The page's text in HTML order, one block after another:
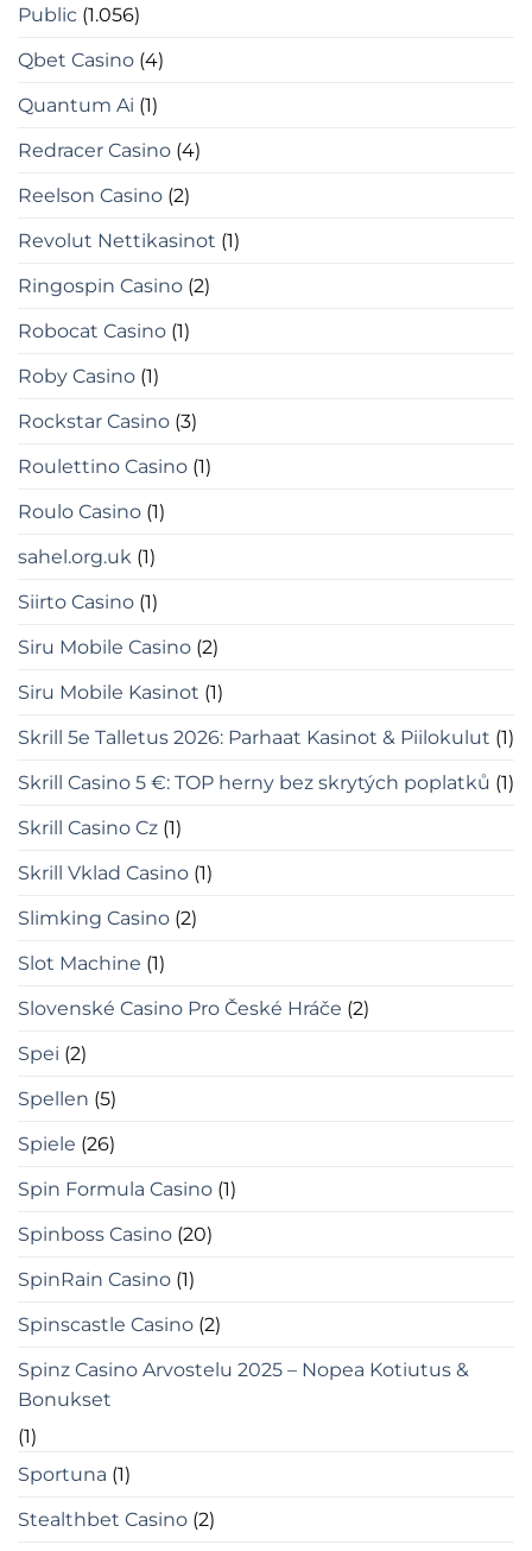
Public (1.056)
Qbet Casino (4)
Quantum Ai (1)
Redracer Casino (4)
Reelson Casino (2)
Revolut Nettikasinot (1)
Ringospin Casino (2)
Robocat Casino (1)
Roby Casino (1)
Rockstar Casino (3)
Roulettino Casino (1)
Roulo Casino (1)
sahel.org.uk (1)
Siirto Casino (1)
Siru Mobile Casino (2)
Siru Mobile Kasinot (1)
Skrill 5e Talletus 2026: Parhaat Kasinot & Piilokulut (1)
Skrill Casino 5 €: TOP herny bez skrytých poplatků (1)
Skrill Casino Cz (1)
Skrill Vklad Casino (1)
Slimking Casino (2)
Slot Machine (1)
Slovenské Casino Pro České Hráče (2)
Spei (2)
Spellen (5)
Spiele (26)
Spin Formula Casino (1)
Spinboss Casino (20)
SpinRain Casino (1)
Spinscastle Casino (2)
Spinz Casino Arvostelu 2025 – Nopea Kotiutus &
Bonukset
(1)
Sportuna (1)
Stealthbet Casino (2)